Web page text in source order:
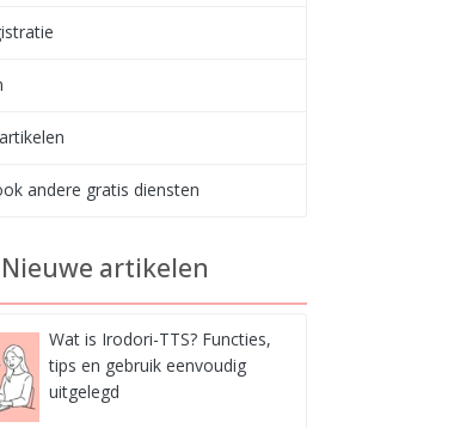
andere gratis diensten
Nieuwe artikelen
Wat is Irodori-TTS? Functies,
tips en gebruik eenvoudig
uitgelegd